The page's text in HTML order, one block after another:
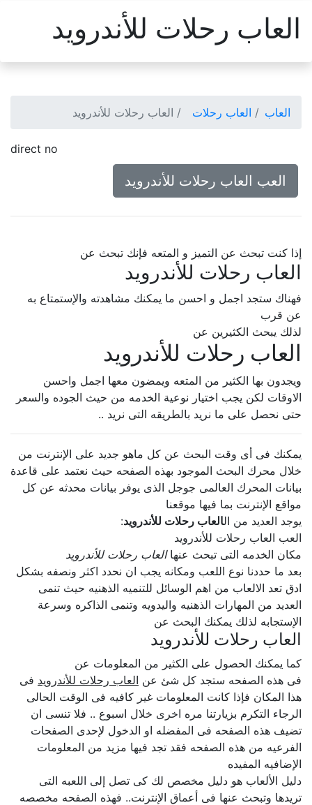
العاب رحلات للأندرويد
العاب العاب رحلات العاب رحلات للأندرويد
direct no
العب العاب رحلات للأندرويد
إذا كنت تبحث عن التميز و المتعه فإنك تبحث عن
العاب رحلات للأندرويد
فهناك ستجد اجمل و احسن ما يمكنك مشاهدته والإستمتاع به
عن قرب
لذلك يبحث الكثيرين عن
العاب رحلات للأندرويد
ويجدون بها الكثير من المتعه ويمضون معها اجمل واحسن
الاوقات لكن يجب اختيار نوعية الخدمه من حيث الجوده والسعر
حتى نحصل على ما نريد بالطريقه التى نريد ..
يمكنك فى أى وقت البحث عن كل ماهو جديد على الإنترنت من
خلال محرك البحث الموجود بهذه الصفحه حيث نعتمد على قاعدة
بيانات المحرك العالمى جوجل الذى يوفر بيانات محدثه عن كل
مواقع الإنترنت بما فيها موقعنا
يوجد العديد من ال العاب رحلات للأندرويد:
العب العاب رحلات للأندرويد
مكان الخدمه التى تبحث عنهاالعاب رحلات للأندرويد
بعد ما حددنا نوع اللعب ومكانه يجب ان نحدد اكثر ونصفه بشكل
ادق تعد الالعاب من اهم الوسائل للتنميه الذهنيه حيث تنمى
العديد من المهارات الذهنيه واليدويه وتنمى الذاكره وسرعة
الإستجابه لذلك يمكنك البحث عن
العاب رحلات للأندرويد
كما يمكنك الحصول على الكثير من المعلومات عن
فى هذه الصفحه ستجد كل شئ عنالعاب رحلات للأندرويدفى
هذا المكان فإذا كانت المعلومات غير كافيه فى الوقت الحالى
الرجاء التكرم بزيارتنا مره اخرى خلال اسبوع .. فلا تنسى ان
تضيف هذه الصفحه فى المفضله او الدخول لإحدى الصفحات
الفرعيه من هذه الصفحه فقد تجد فيها مزيد من المعلومات
الإضافيه المفيده
دليل الألعاب هو دليل مخصص لك كى تصل إلى اللعبه التى
تريدها وتبحث عنها فى أعماق الإنترنت.. فهذه الصفحه مخصصه